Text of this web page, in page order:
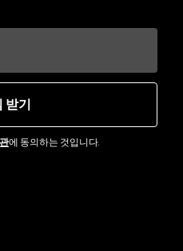
받기
에 동의하는 것입니다.